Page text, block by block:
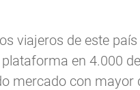
viajeros de este
en 4.000
mercado con